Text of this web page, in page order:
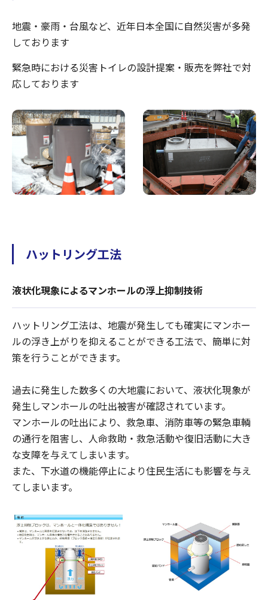
地震・豪雨・台風など、近年日本全国に自然災害が多発
しております
緊急時における災害トイレの設計提案・販売を弊社で対
応しております
ハットリング工法
液状化現象によるマンホールの浮上抑制技術
ハットリング工法は、地震が発生しても確実にマンホー
ルの浮き上がりを抑えることができる工法で、簡単に対
策を行うことができます。
過去に発生した数多くの大地震において、液状化現象が
発生しマンホールの吐出被害が確認されています。
マンホールの吐出により、救急車、消防車等の緊急車輌
の通行を阻害し、人命救助・救急活動や復旧活動に大き
な支障を与えてしまいます。
また、下水道の機能停止により住民生活にも影響を与え
てしまいます。